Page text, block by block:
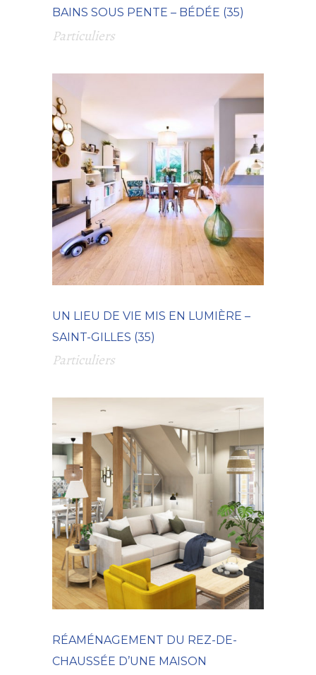
BAINS SOUS PENTE – BÉDÉE (35)
Particuliers
UN LIEU DE VIE MIS EN LUMIÈRE –
SAINT-GILLES (35)
Particuliers
RÉAMÉNAGEMENT DU REZ-DE-
CHAUSSÉE D’UNE MAISON